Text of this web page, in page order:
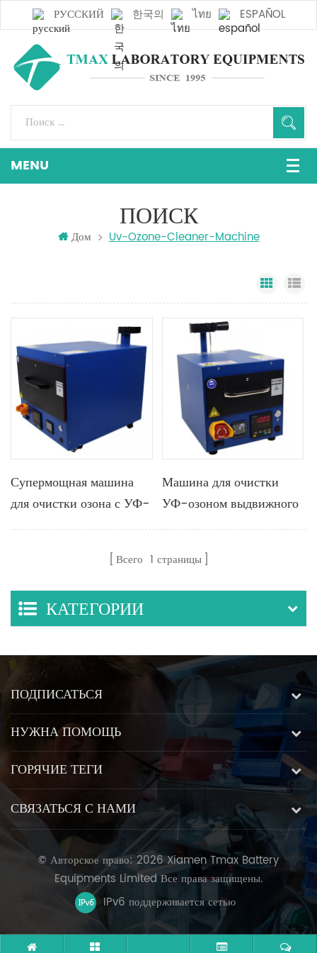
РУССКИЙ 한국의 ไทย ESPAÑOL
ПОИСК
Дом Uv-Ozone-Cleaner-Machine
Grid
Супермощная машина
для очистки озона с УФ-
излучением из
Дополнительная система
нагрева с площадью
очистки до 300 × 300
мм.
Машина для очистки
УФ-озоном выдвижного
типа с функцией нагрева
Всего 1 страницы
КАТЕГОРИИ
ПОДПИСАТЬСЯ
НУЖНА ПОМОЩЬ
ГОРЯЧИЕ ТЕГИ
СВЯЗАТЬСЯ С НАМИ
© Авторское право: 2026 Xiamen Tmax Battery
Equipments Limited Все права защищены.
IPv6 поддерживается сетью